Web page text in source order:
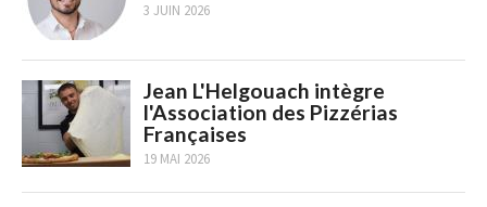
3 JUIN 2026
Jean L'Helgouach intègre
l'Association des Pizzérias
Françaises
19 MAI 2026